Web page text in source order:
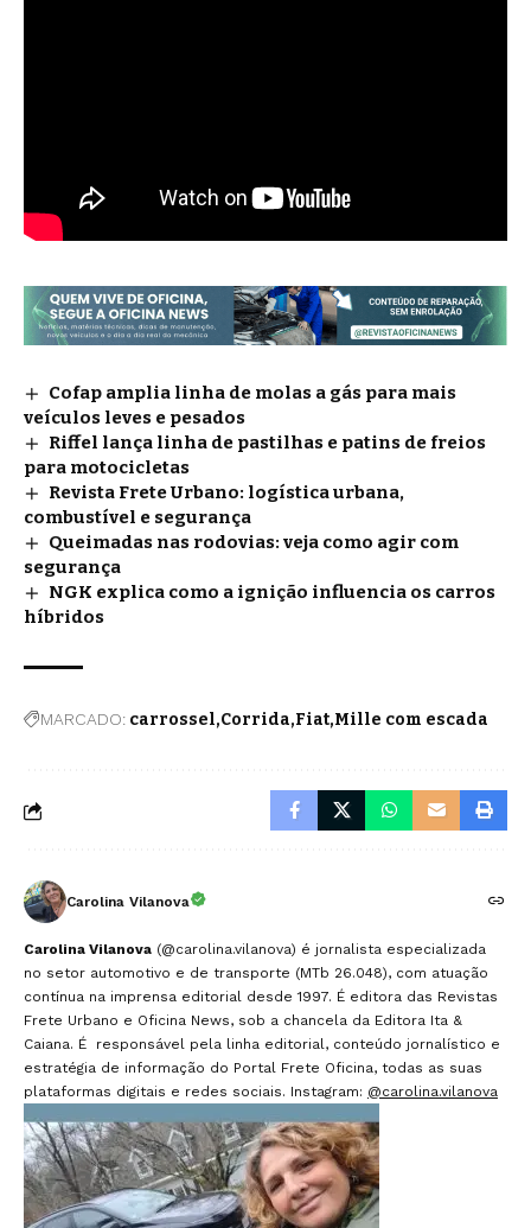
Cofap amplia linha de molas a gás para mais
veículos leves e pesados
Riffel lança linha de pastilhas e patins de freios
para motocicletas
Revista Frete Urbano: logística urbana,
combustível e segurança
Queimadas nas rodovias: veja como agir com
segurança
NGK explica como a ignição influencia os carros
híbridos
MARCADO: carrossel Corrida Fiat Mille com escada
Carolina Vilanova
Carolina Vilanova (@carolina.vilanova) é jornalista especializada
no setor automotivo e de transporte (MTb 26.048), com atuação
contínua na imprensa editorial desde 1997. É editora das Revistas
Frete Urbano e Oficina News, sob a chancela da Editora Ita &
Caiana. É responsável pela linha editorial, conteúdo jornalístico e
estratégia de informação do Portal Frete Oficina, todas as suas
plataformas digitais e redes sociais. Instagram: @carolina.vilanova